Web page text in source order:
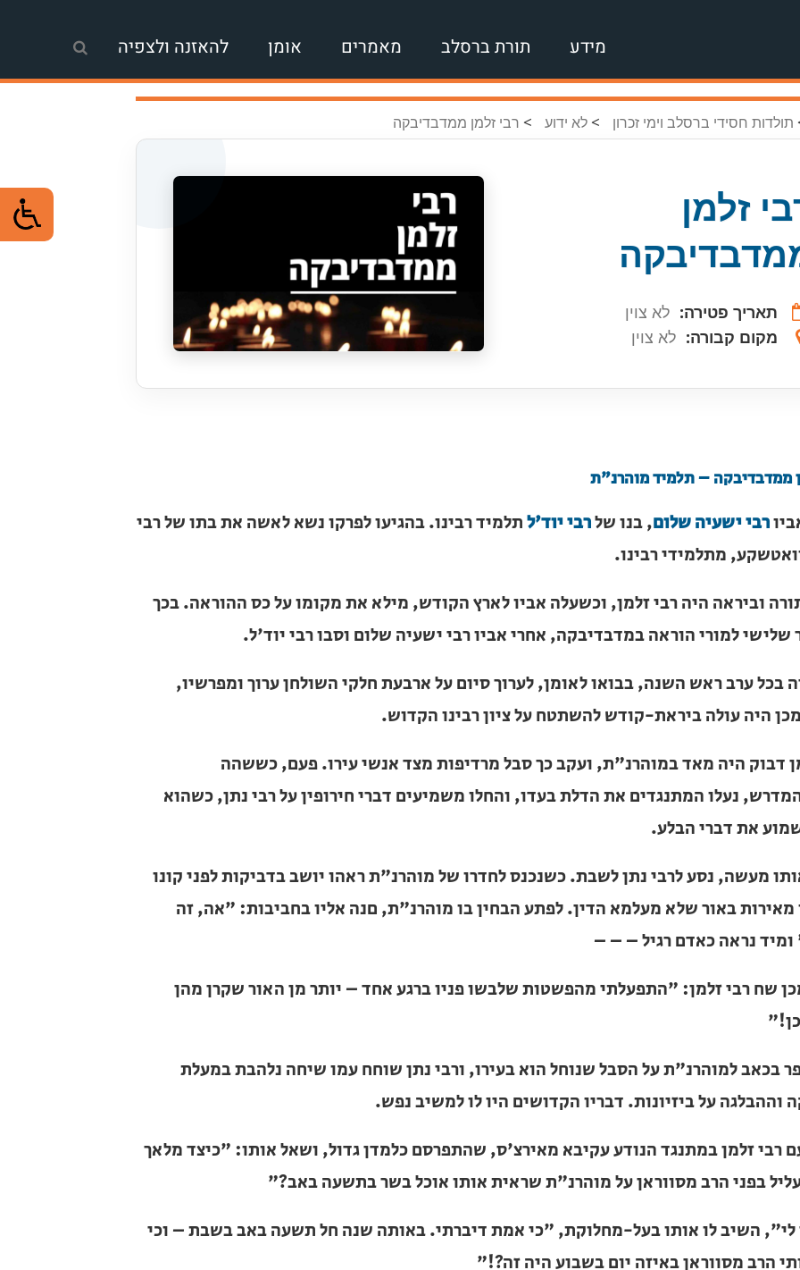
מידע תורת ברסלב מאמרים אומן להאזנה ולצפיה
תולדות חסידי ברסלב וימי זכרון > לא ידוע > רבי זלמן ממדבדיבקה
זלמן
תאריך פטירה: לא צוין
מקום קבורה: לא צוין
ממדבדיבקה – תלמיד מוהרנ"ת
רבי ישעיה שלום, בנו שלרבי יוד'לתלמיד רבינו. בהגיעו לפרקו נשא לאשה את בתו של רבי לייב
מתלמידי רבינו.
וביראה היה רבי זלמן, וכשעלה אביו לארץ הקודש, מילא את מקומו על כס ההוראה. בכך היה
למורי הוראה במדבדיבקה, אחרי אביו רבי ישעיה שלום וסבו רבי יוד'ל.
בכל ערב ראש השנה, בבואו לאומן, לערוך סיום על ארבעת חלקי השולחן ערוך ומפרשיו, ולאחר
עולה ביראת-קודש להשתטח על ציון רבינו הקדוש.
דבוק היה מאד במוהרנ"ת, ועקב כך סבל מרדיפות מצד אנשי עירו. פעם, כששהה בבית-המדרש,
את הדלת בעדו, והחלו משמיעים דברי חירופין על רבי נתן, כשהוא נאלץ לשמוע את דברי
מעשה, נסע לרבי נתן לשבת. כשנכנס לחדרו של מוהרנ"ת ראהו יושב בדביקות לפני קונו כשפניו
שלא מעלמא הדין. לפתע הבחין בו מוהרנ"ת, םנה אליו בחביבות: "אה, זה זלמן?" ומיד נראה
– – –
שח רבי זלמן: "התפעלתי מהפשטות שלבשו פניו ברגע אחד – יותר מן האור שקרן מהן קודם לכן!"
בכאב למוהרנ"ת על הסבל שנוחל הוא בעירו, ורבי נתן שוחח עמו שיחה נלהבת במעלת השתיקה
על ביזיונות. דבריו הקדושים היו לו למשיב נפש.
רבי זלמן במתנגד הנודע עקיבא מאירצ'ס, שהתפרסם כלמדן גדול, ושאל אותו: "כיצד מלאך לבך
בפני הרב מסווראן על מוהרנ"ת שראית אותו אוכל בשר בתשעה באב?"
לי", השיב לו אותו בעל-מחלוקת, "כי אמת דיברתי. באותה שנה חל תשעה באב בשבת – וכי שאל
מסווראן באיזה יום בשבוע היה זה?!"